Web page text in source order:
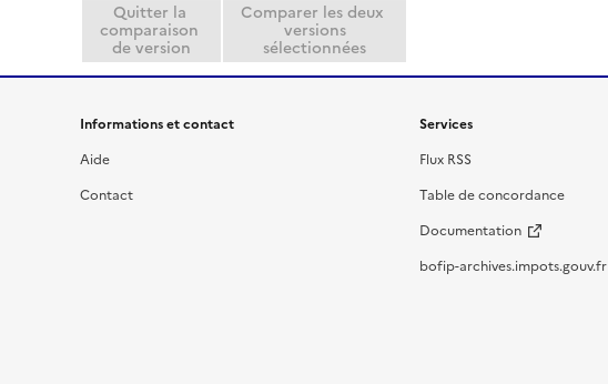
Quitter la
comparaison
de version
Comparer les deux
versions
sélectionnées
Informations et contact
Aide
Contact
Services
Flux RSS
Table de concordance
Documentation
bofip-archives.impots.gouv.fr